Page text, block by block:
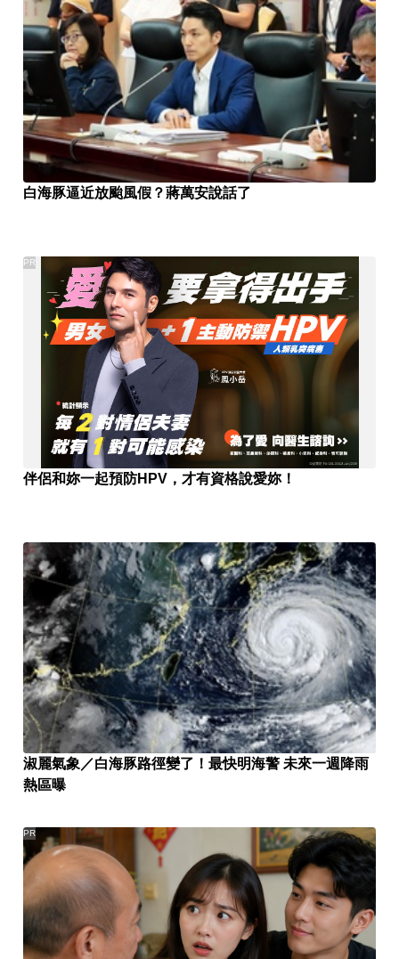
白海豚逼近放颱風假？蔣萬安說話了
伴侶和妳一起預防HPV，才有資格說愛妳！
PR
淑麗氣象／白海豚路徑變了！最快明海警 未來一週降雨
熱區曝
PR